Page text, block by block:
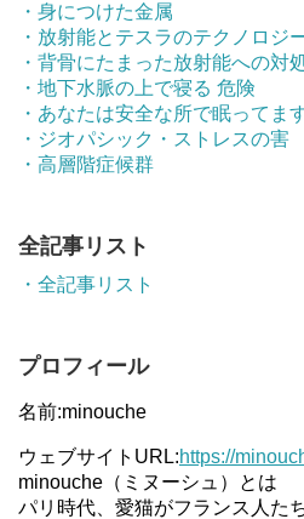
・身につけた金属
・放射能とテスラのテクノロジ
・背骨にたまった放射能への対
・地下水脈の上で寝る 危険
・あなたは安全な所で眠ってま
・ジオパシック・ストレスの害
・高層階症候群
全記事リスト
・全記事リスト
プロフィール
名前:minouche
ウェブサイトURL:https://
minouche（ミヌーシュ）とは
パリ時代、愛猫がフランス人た